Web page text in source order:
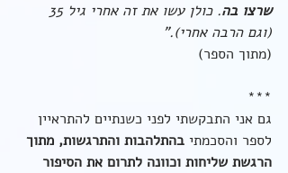
שרצו בה
(וגם הרבה אחרי)."
(מתוך הספר)
***
גם אני התבקשתי לפני כשנתיים להתראיין
לספר והסכמתי בהתלהבות והתרגשות, מתוך
הרגשת שליחות וכוונה לתרום את הסיפור